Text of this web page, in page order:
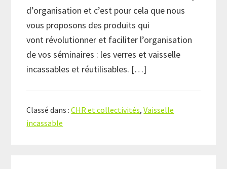
d’organisation et c’est pour cela que nous
vous proposons des produits qui
vont révolutionner et faciliter l’organisation
de vos séminaires : les verres et vaisselle
incassables et réutilisables. […]
Classé dans :CHR et collectivités,Vaisselle
incassable